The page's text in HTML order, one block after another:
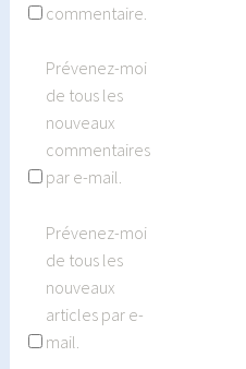
commentaire.
Prévenez-moi
de tous les
nouveaux
commentaires
par e-mail.
Prévenez-moi
de tous les
nouveaux
articles par e-
mail.